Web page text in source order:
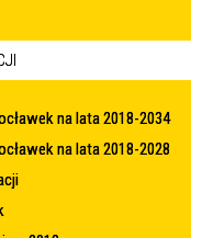
na lata 2018-2034
na lata 2018-2028